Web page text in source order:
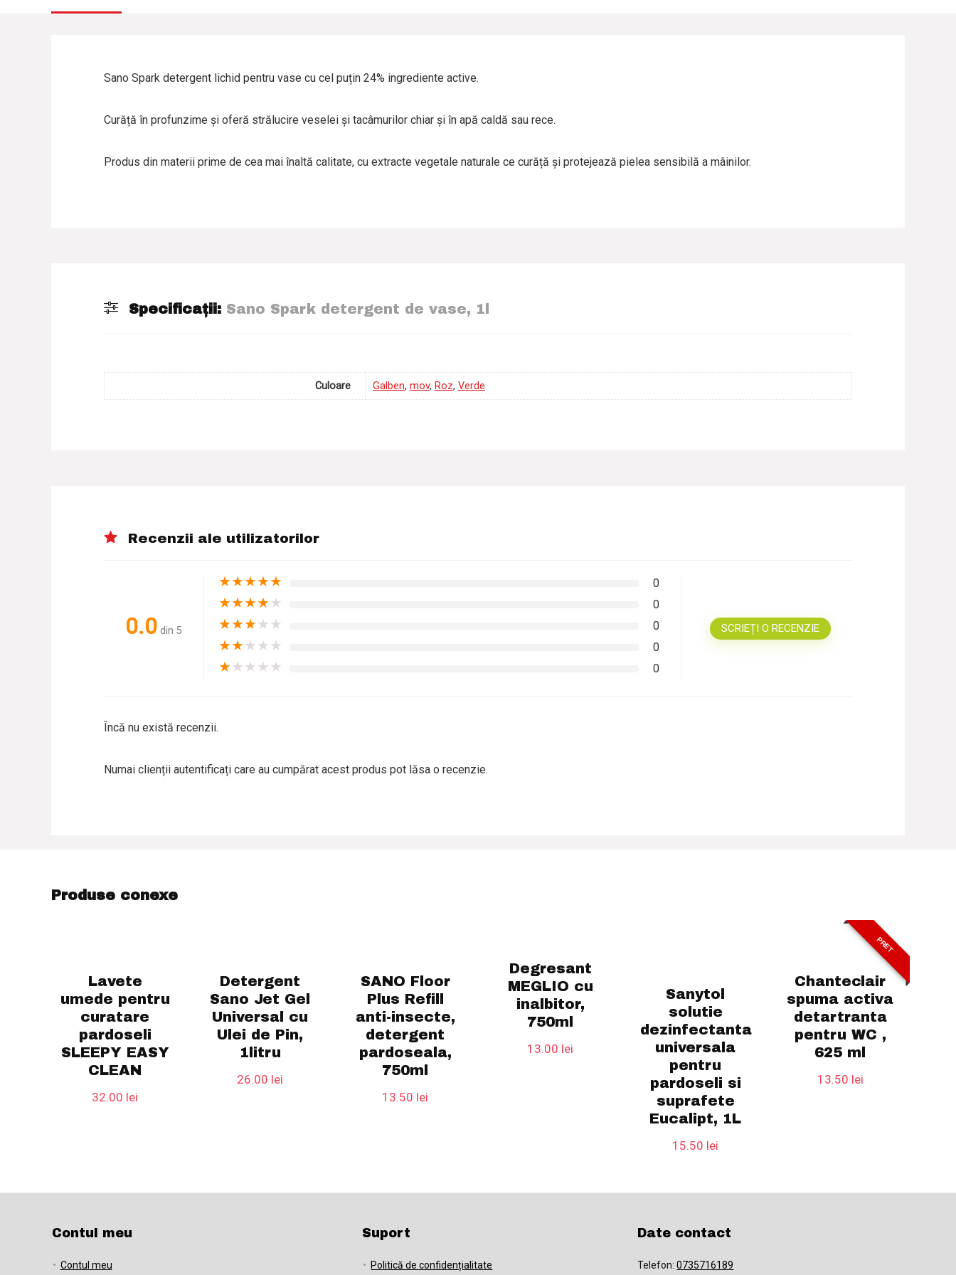
Sano Spark detergent lichid pentru vase cu cel puțin 24% ingrediente active.
Curăță în profunzime și oferă strălucire veselei și tacâmurilor chiar și în apă caldă sau rece.
Produs din materii prime de cea mai înaltă calitate, cu extracte vegetale naturale ce curăță și protejează pielea sensibilă a mâinilor.
Specificații: Sano Spark detergent de vase, 1l
Culoare Galben, mov, Roz, Verde
Recenzii ale utilizatorilor
0.0 din 5
★★★★★ 0
★★★★★ 0
★★★★★ 0
★★★★★ 0
★★★★★ 0
SCRIEȚI O RECENZIE
Încă nu există recenzii.
Numai clienții autentificați care au cumpărat acest produs pot lăsa o recenzie.
Produse conexe
Lavete
umede pentru
curatare
pardoseli
SLEEPY EASY
CLEAN
32.00 lei
Detergent
Sano Jet Gel
Universal cu
Ulei de Pin,
1litru
26.00 lei
SANO Floor
Plus Refill
anti-insecte,
detergent
pardoseala,
750ml
13.50 lei
Degresant
MEGLIO cu
inalbitor,
750ml
13.00 lei
Sanytol
solutie
dezinfectanta
universala
pentru
pardoseli si
suprafete
Eucalipt, 1L
15.50 lei
PRET
Chanteclair
spuma activa
detartranta
pentru WC ,
625 ml
13.50 lei
Contul meu
Contul meu
Suport
Politică de confidențialitate
Date contact
Telefon:0735716189